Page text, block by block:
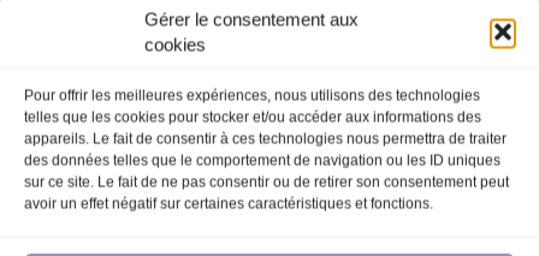
Gérer le consentement aux
cookies
Pour offrir les meilleures expériences, nous utilisons des technologies
telles que les cookies pour stocker et/ou accéder aux informations des
appareils. Le fait de consentir à ces technologies nous permettra de traiter
des données telles que le comportement de navigation ou les ID uniques
sur ce site. Le fait de ne pas consentir ou de retirer son consentement peut
avoir un effet négatif sur certaines caractéristiques et fonctions.
Processed with
VSCO with f2 preset